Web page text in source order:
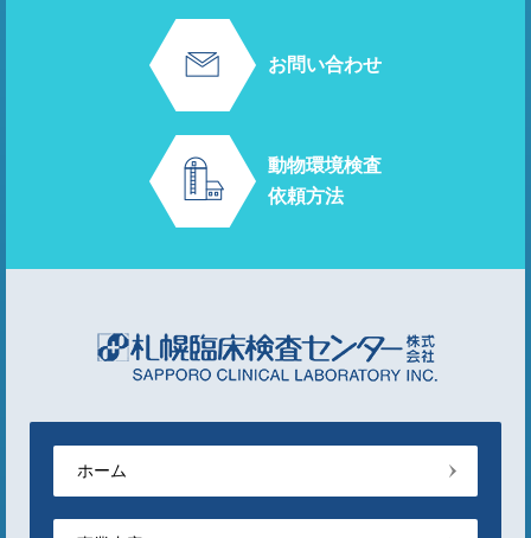
お問い合わせ
動物環境検査
依頼方法
ホーム